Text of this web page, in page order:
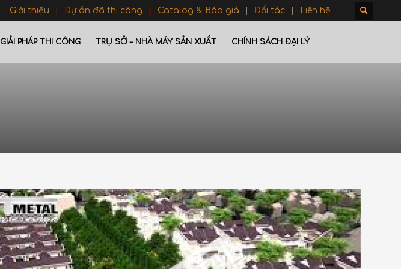
Giới thiệu Dự án đã thi công Catalog & Báo giá Đối tác Liên hệ
GIẢI PHÁP THI CÔNG TRỤ SỞ – NHÀ MÁY SẢN XUẤT CHÍNH SÁCH ĐẠI LÝ